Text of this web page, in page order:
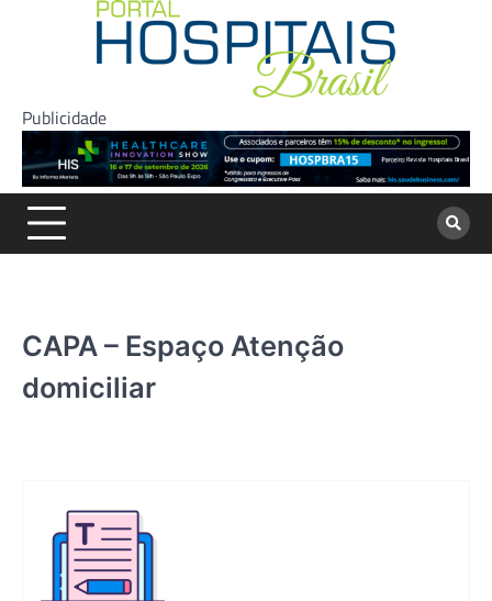
Publicidade
CAPA – Espaço Atenção
domiciliar